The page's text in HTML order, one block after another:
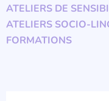
ATELIERS DE
ATELIERS SOCIO-
FORMATIONS